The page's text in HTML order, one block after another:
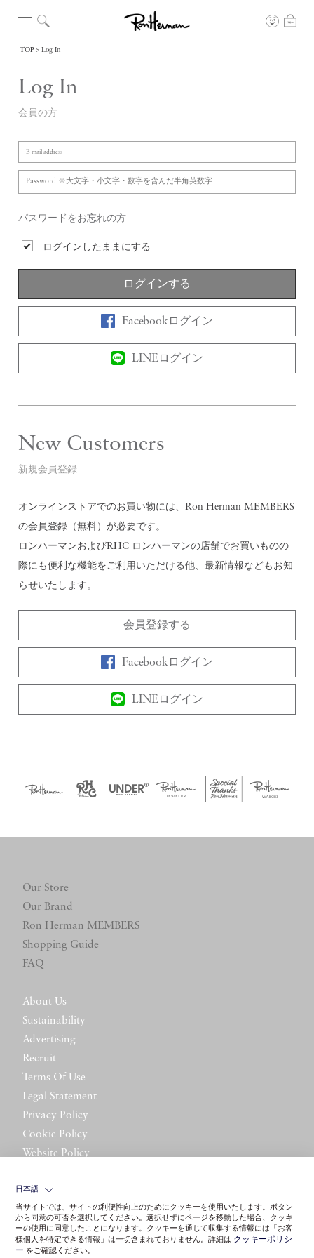
TOP Log In
Log In
会員の方
パスワードをお忘れの方
ログインしたままにする
ログインする
Facebookログイン
LINEログイン
New Customers
新規会員登録
オンラインストアでのお買い物には、Ron Herman MEMBERS
の会員登録（無料）が必要です。
ロンハーマンおよびRHC ロンハーマンの店舗でお買いものの
際にも便利な機能をご利用いただける他、最新情報などもお知
らせいたします。
会員登録する
Facebookログイン
LINEログイン
Our Store
Our Brand
Ron Herman MEMBERS
Shopping Guide
FAQ
About Us
Sustainability
Advertising
Recruit
Terms Of Use
Legal Statement
Privacy Policy
Cookie Policy
Website Policy
日本語
当サイトでは、サイトの利便性向上のためにクッキーを使用いたします。ボタン
から同意の可否を選択してください。選択せずにページを移動した場合、クッキ
ーの使用に同意したことになります。クッキーを通じて収集する情報には「お客
様個人を特定できる情報」は一切含まれておりません。詳細は クッキーポリシ
ー をご確認ください。